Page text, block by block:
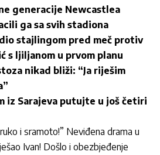
generacije Newcastlea
ga sa svih stadiona
stajlingom pred meč protiv
s ljiljanom u prvom planu
nikad bliži: “Ja riješim
iz Sarajeva putujte u još četiri
i sramoto!” Neviđena drama u
Ivan! Došlo i obezbjeđenje